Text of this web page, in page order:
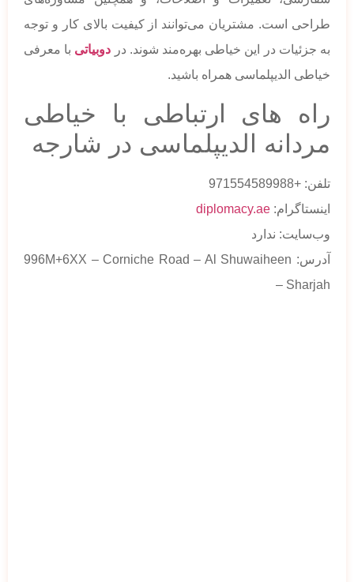
طراحی است. مشتریان می‌توانند از کیفیت بالای کار و توجه
به جزئیات در این خیاطی بهره‌مند شوند. در دوبیاتی با معرفی
خیاطی الدیپلماسی همراه باشید.
راه های ارتباطی با خیاطی
مردانه الدیپلماسی در شارجه
تلفن: +971554589988
اینستاگرام: diplomacy.ae
وب‌سایت: ندارد
آدرس: 996M+6XX – Corniche Road – Al Shuwaiheen
– Sharjah